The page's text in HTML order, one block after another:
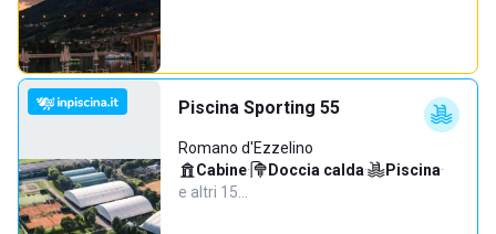
Piscina Sporting 55
Romano d'Ezzelino
Cabine· Doccia calda· Piscina·
e altri 15…